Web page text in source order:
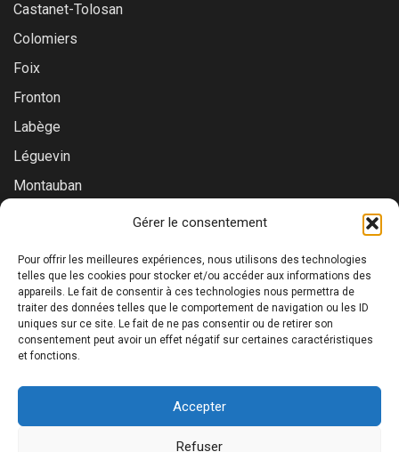
Gérer le consentement
Pour offrir les meilleures expériences, nous utilisons des technologies
telles que les cookies pour stocker et/ou accéder aux informations des
appareils. Le fait de consentir à ces technologies nous permettra de
traiter des données telles que le comportement de navigation ou les ID
uniques sur ce site. Le fait de ne pas consentir ou de retirer son
consentement peut avoir un effet négatif sur certaines caractéristiques
et fonctions.
Accepter
Refuser
Castanet-Tolosan
Colomiers
Foix
Fronton
Labège
Léguevin
Montauban
Saint-Lys
Tournefeuille
Toulouse
©2026 Prialys. Tous droits réservés. | RCS Toulouse : 879